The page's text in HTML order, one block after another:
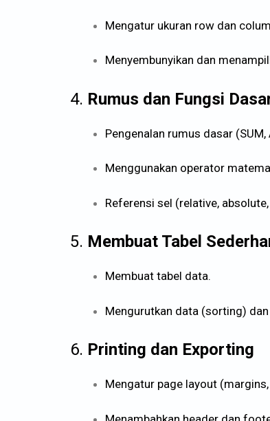
Mengatur ukuran row dan
Menyembunyikan dan
4. Rumus dan Fungsi
Pengenalan rumus dasar (SUM,
Menggunakan operator
Referensi sel (relative,
5. Membuat Tabel
Membuat tabel data.
Mengurutkan data (sorting)
6. Printing dan Exporting
Mengatur page layout